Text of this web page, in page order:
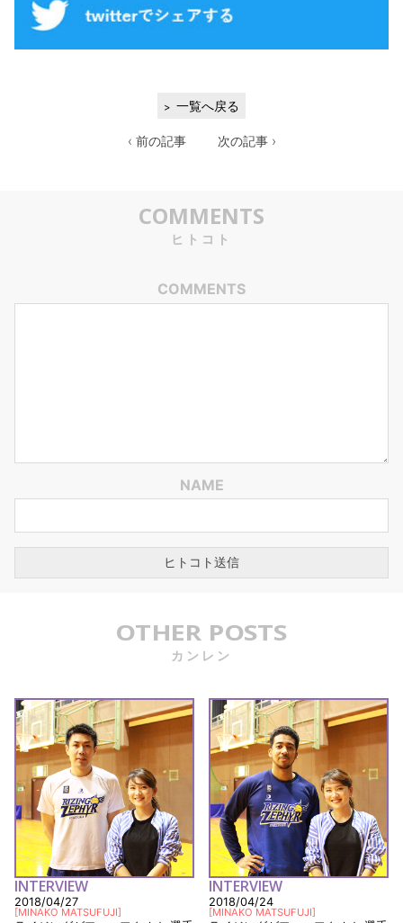
一覧へ戻る
‹ 前の記事 次の記事 ›
COMMENTS
ヒトコト
COMMENTS
NAME
OTHER POSTS
カンレン
INTERVIEW
2018/04/27
[MINAKO MATSUFUJI]
INTERVIEW
2018/04/24
[MINAKO MATSUFUJI]